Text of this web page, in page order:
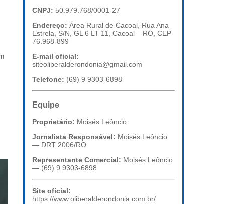
CNPJ: 50.979.768/0001-27
Endereço: Área Rural de Cacoal, Rua Ana
Estrela, S/N, GL 6 LT 11, Cacoal – RO, CEP
76.968-899
E-mail oficial:
siteoliberalderondonia@gmail.com
Telefone: (69) 9 9303-6898
Equipe
Proprietário: Moisés Leôncio
Jornalista Responsável: Moisés Leôncio
— DRT 2006/RO
Representante Comercial: Moisés Leôncio
— (69) 9 9303-6898
Site oficial:
https://www.oliberalderondonia.com.br/